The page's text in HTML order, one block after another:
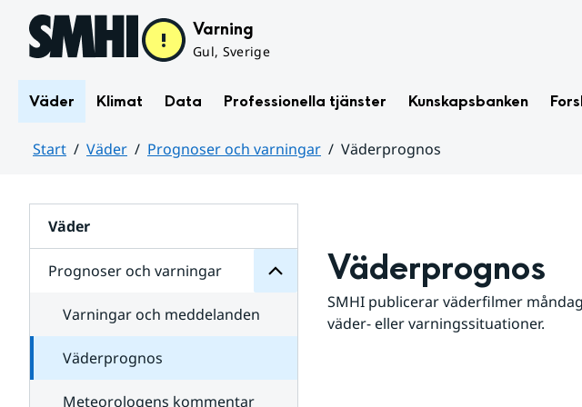
Hoppa till sidans innehåll Varning
Gul, Sverige
Väder Klimat Data Professionella tjänster Kunskapsbanken
Start Väder Prognoser och varningar
Väderprognos
Väder
Prognoser och varningar
för
varningar
Varningar och meddelanden
Väderprognos
Meteorologens kommentar
Väderprognos
SMHI publicerar väderfilmer
väder- eller varningssituationer.